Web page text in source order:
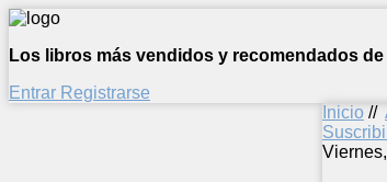
Los libros más vendidos y recomendados
Entrar Registrarse
Inicio //